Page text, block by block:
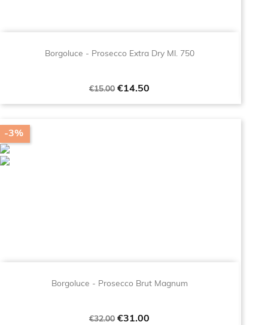
Borgoluce - Prosecco Extra Dry Ml. 750
Regular
€15.00 Price
€14.50
Borgoluce - Prosecco Brut Magnum
Regular
€32.00 Price
€31.00
-3%